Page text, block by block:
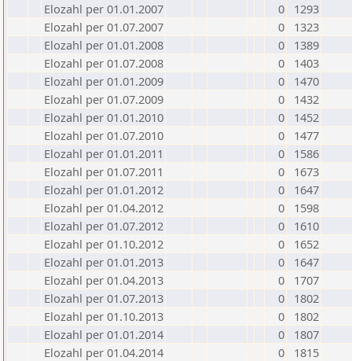
Elozahl per 01.01.2007
0
1293
Elozahl per 01.07.2007
0
1323
Elozahl per 01.01.2008
0
1389
Elozahl per 01.07.2008
0
1403
Elozahl per 01.01.2009
0
1470
Elozahl per 01.07.2009
0
1432
Elozahl per 01.01.2010
0
1452
Elozahl per 01.07.2010
0
1477
Elozahl per 01.01.2011
0
1586
Elozahl per 01.07.2011
0
1673
Elozahl per 01.01.2012
0
1647
Elozahl per 01.04.2012
0
1598
Elozahl per 01.07.2012
0
1610
Elozahl per 01.10.2012
0
1652
Elozahl per 01.01.2013
0
1647
Elozahl per 01.04.2013
0
1707
Elozahl per 01.07.2013
0
1802
Elozahl per 01.10.2013
0
1802
Elozahl per 01.01.2014
0
1807
Elozahl per 01.04.2014
0
1815